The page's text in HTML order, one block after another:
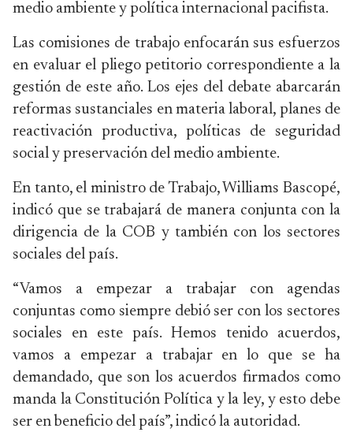
medio ambiente y política internacional pacifista.
Las comisiones de trabajo enfocarán sus esfuerzos
en evaluar el pliego petitorio correspondiente a la
gestión de este año. Los ejes del debate abarcarán
reformas sustanciales en materia laboral, planes de
reactivación productiva, políticas de seguridad
social y preservación del medio ambiente.
En tanto, el ministro de Trabajo, Williams Bascopé,
indicó que se trabajará de manera conjunta con la
dirigencia de la COB y también con los sectores
sociales del país.
“Vamos a empezar a trabajar con agendas
conjuntas como siempre debió ser con los sectores
sociales en este país. Hemos tenido acuerdos,
vamos a empezar a trabajar en lo que se ha
demandado, que son los acuerdos firmados como
manda la Constitución Política y la ley, y esto debe
ser en beneficio del país”, indicó la autoridad.